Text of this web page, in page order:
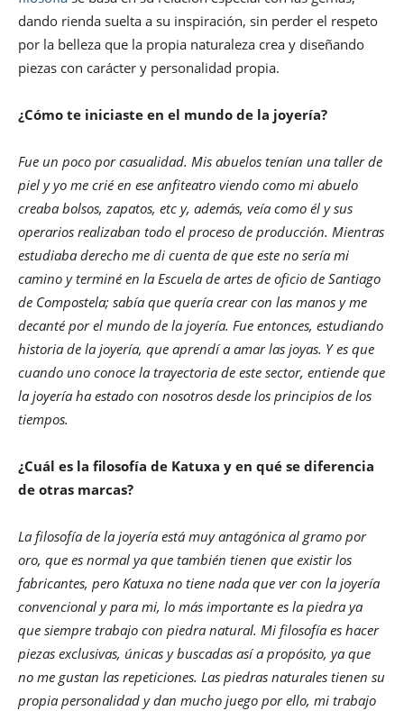
dando rienda suelta a su inspiración, sin perder el respeto
por la belleza que la propia naturaleza crea y diseñando
piezas con carácter y personalidad propia.
¿Cómo te iniciaste en el mundo de la joyería?
Fue un poco por casualidad. Mis abuelos tenían una taller de
piel y yo me crié en ese anfiteatro viendo como mi abuelo
creaba bolsos, zapatos, etc y, además, veía como él y sus
operarios realizaban todo el proceso de producción. Mientras
estudiaba derecho me di cuenta de que este no sería mi
camino y terminé en la Escuela de artes de oficio de Santiago
de Compostela; sabía que quería crear con las manos y me
decanté por el mundo de la joyería. Fue entonces, estudiando
historia de la joyería, que aprendí a amar las joyas. Y es que
cuando uno conoce la trayectoria de este sector, entiende que
la joyería ha estado con nosotros desde los principios de los
tiempos.
¿Cuál es la filosofía de Katuxa y en qué se diferencia
de otras marcas?
La filosofía de la joyería está muy antagónica al gramo por
oro, que es normal ya que también tienen que existir los
fabricantes, pero Katuxa no tiene nada que ver con la joyería
convencional y para mi, lo más importante es la piedra ya
que siempre trabajo con piedra natural. Mi filosofía es hacer
piezas exclusivas, únicas y buscadas así a propósito, ya que
no me gustan las repeticiones. Las piedras naturales tienen su
propia personalidad y dan mucho juego por ello, mi trabajo